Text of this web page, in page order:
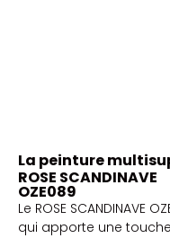
La peinture
ROSE SCANDINAVE
OZE089
Le ROSE SCANDINAVE
qui apporte une